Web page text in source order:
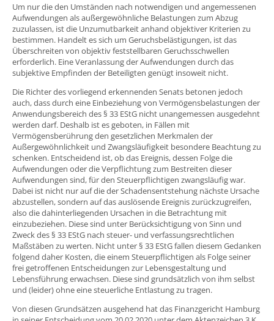
Um nur die den Umständen nach notwendigen und angemessenen
Aufwendungen als außergewöhnliche Belastungen zum Abzug
zuzulassen, ist die Unzumutbarkeit anhand objektiver Kriterien zu
bestimmen. Handelt es sich um Geruchsbelästigungen, ist das
Überschreiten von objektiv feststellbaren Geruchsschwellen
erforderlich. Eine Veranlassung der Aufwendungen durch das
subjektive Empfinden der Beteiligten genügt insoweit nicht.
Die Richter des vorliegend erkennenden Senats betonen jedoch
auch, dass durch eine Einbeziehung von Vermögensbelastungen der
Anwendungsbereich des § 33 EStG nicht unangemessen ausgedehnt
werden darf. Deshalb ist es geboten, in Fällen mit
Vermögensberührung den gesetzlichen Merkmalen der
Außergewöhnlichkeit und Zwangsläufigkeit besondere Beachtung zu
schenken. Entscheidend ist, ob das Ereignis, dessen Folge die
Aufwendungen oder die Verpflichtung zum Bestreiten dieser
Aufwendungen sind, für den Steuerpflichtigen zwangsläufig war.
Dabei ist nicht nur auf die der Schadensentstehung nächste Ursache
abzustellen, sondern auf das auslösende Ereignis zurückzugreifen,
also die dahinterliegenden Ursachen in die Betrachtung mit
einzubeziehen. Diese sind unter Berücksichtigung von Sinn und
Zweck des § 33 EStG nach steuer- und verfassungsrechtlichen
Maßstäben zu werten. Nicht unter § 33 EStG fallen diesem Gedanken
folgend daher Kosten, die einem Steuerpflichtigen als Folge seiner
frei getroffenen Entscheidungen zur Lebensgestaltung und
Lebensführung erwachsen. Diese sind grundsätzlich von ihm selbst
und (leider) ohne eine steuerliche Entlastung zu tragen.
Von diesen Grundsätzen ausgehend hat das Finanzgericht Hamburg